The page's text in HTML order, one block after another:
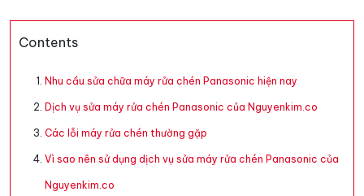
Contents
Nhu cầu sửa chữa máy rửa chén Panasonic hiện nay
Dịch vụ sửa máy rửa chén Panasonic của Nguyenkim.co
Các lỗi máy rửa chén thường gặp
Vì sao nên sử dụng dịch vụ sửa máy rửa chén Panasonic của
Nguyenkim.co